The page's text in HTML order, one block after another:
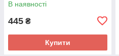
В наявності
445 ₴
Купити